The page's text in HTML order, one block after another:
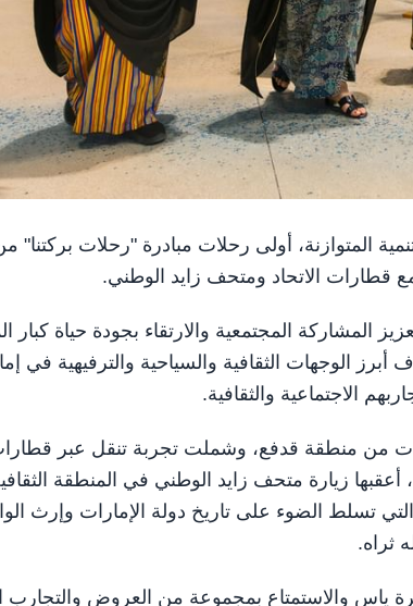
للتنمية المتوازنة، أولى رحلات مبادرة "رحلات
مع قطارات الاتحاد ومتحف زايد الوطني.
المشاركة المجتمعية والارتقاء بجودة حياة كبار
أبرز الوجهات الثقافية والسياحية والترفيهية في
الاجتماعية والثقافية.
من منطقة قدفع، وشملت تجربة تنقل عبر
زيارة متحف زايد الوطني في المنطقة
التي تسلط الضوء على تاريخ دولة الإمارات وإرث
ثراه.
والاستمتاع بمجموعة من العروض والتجارب